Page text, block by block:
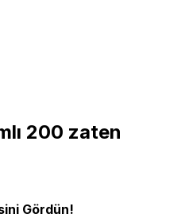
200 zaten
Gördün!